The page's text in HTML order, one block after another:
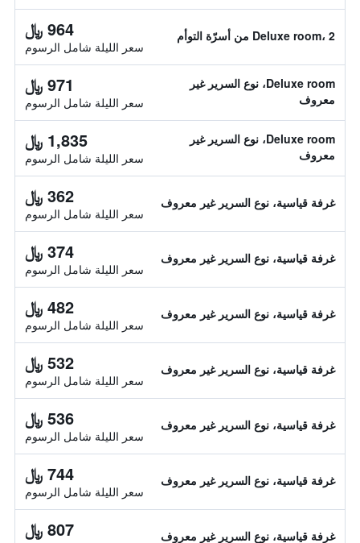
Deluxe room، 2 من أسرّة التوأم 964 ﷼
سعر الليلة شامل الرسوم
Deluxe room، نوع السرير غير
معروف
971 ﷼
سعر الليلة شامل الرسوم
Deluxe room، نوع السرير غير
معروف
1,835 ﷼
سعر الليلة شامل الرسوم
غرفة قياسية، نوع السرير غير معروف 362 ﷼
سعر الليلة شامل الرسوم
غرفة قياسية، نوع السرير غير معروف 374 ﷼
سعر الليلة شامل الرسوم
غرفة قياسية، نوع السرير غير معروف 482 ﷼
سعر الليلة شامل الرسوم
غرفة قياسية، نوع السرير غير معروف 532 ﷼
سعر الليلة شامل الرسوم
غرفة قياسية، نوع السرير غير معروف 536 ﷼
سعر الليلة شامل الرسوم
غرفة قياسية، نوع السرير غير معروف 744 ﷼
سعر الليلة شامل الرسوم
غرفة قياسية، نوع السرير غير معروف 807 ﷼